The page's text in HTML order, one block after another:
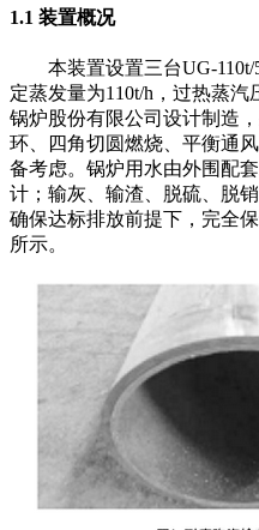
1.1 装置概况
本装置设置三台UG-110t/
定蒸发量为110t/h，过热蒸
锅炉股份有限公司设计制造
环、四角切圆燃烧、平衡通
备考虑。锅炉用水由外围配
计；输灰、输渣、脱硫、脱
确保达标排放前提下，完全
所示。